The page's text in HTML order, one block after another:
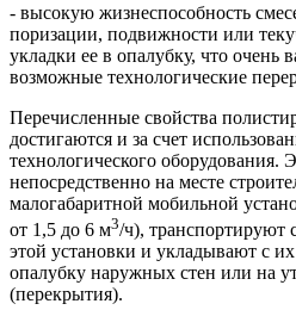
- высокую жизнеспособность
поризации, подвижности или
укладки ее в опалубку, что очень
возможные технологические
Перечисленные свойства
достигаются и за счет
технологического оборудования.
непосредственно на месте
малогабаритной мобильной
от 1,5 до 6 м3/ч), транспортируют
этой установки и укладывают с
опалубку наружных стен или на
(перекрытия).